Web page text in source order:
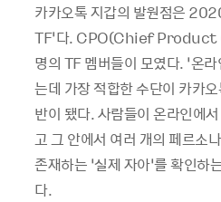
카카오톡 지갑의 발원점은
TF’다. CPO(Chief
명의 TF 멤버들이 모였다. ‘온
는데 가장 적합한 수단이 카카
반이 됐다. 사람들이 온라인에
고 그 안에서 여러 개의 페르소
존재하는 ‘실제 자아’를 확인하
다.